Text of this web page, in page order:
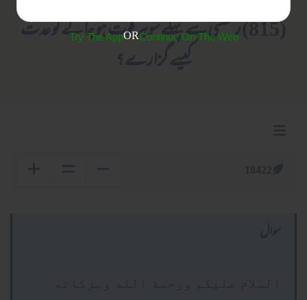
(815) رخصتی سے پہلے شوہر فوت ہو جائے تو عدت
کیسے گزارے؟
السلام عليكم ورحمة الله وبركاته
Try The AppORContinue On The Web